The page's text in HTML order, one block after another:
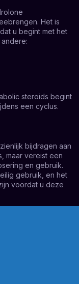
Het is
u begint met het
steroids begint
een cyclus.
bijdragen aan
maar vereist een
en gebruik.
gebruik, en het
voordat u deze